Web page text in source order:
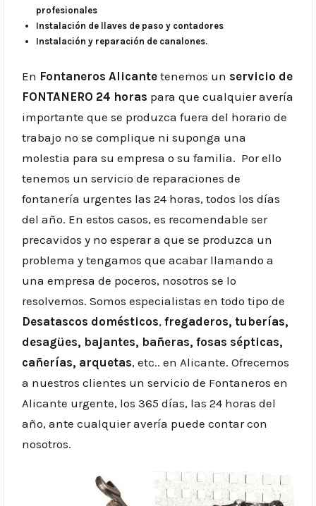
profesionales
Instalación de llaves de paso y contadores
Instalación y reparación de canalones.
En Fontaneros Alicante tenemos un servicio de
FONTANERO 24 horas para que cualquier avería
importante que se produzca fuera del horario de
trabajo no se complique ni suponga una
molestia para su empresa o su familia. Por ello
tenemos un servicio de reparaciones de
fontanería urgentes las 24 horas, todos los días
del año. En estos casos, es recomendable ser
precavidos y no esperar a que se produzca un
problema y tengamos que acabar llamando a
una empresa de poceros, nosotros se lo
resolvemos. Somos especialistas en todo tipo de
Desatascos domésticos, fregaderos, tuberías,
desagües, bajantes, bañeras, fosas sépticas,
cañerías, arquetas, etc.. en Alicante. Ofrecemos
a nuestros clientes un servicio de Fontaneros en
Alicante urgente, los 365 días, las 24 horas del
año, ante cualquier avería puede contar con
nosotros.